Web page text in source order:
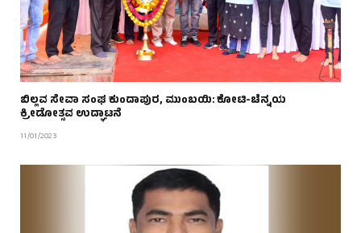
ಬಿಲ್ಲವ ಸೇವಾ ಸಂಘ ಕುಂದಾಪುರ, ಮುಂಬಯಿ: ಕೋಟಿ-ಚೆನ್ನಯ
ಕ್ರೀಡೋತ್ಸವ ಉದ್ಘಾಟನೆ
11/01/2023